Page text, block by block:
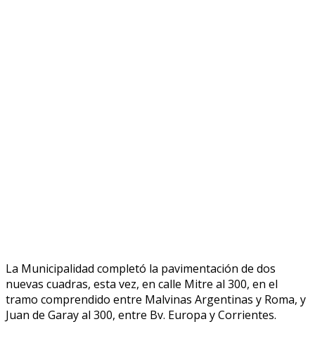
La Municipalidad completó la pavimentación de dos
nuevas cuadras, esta vez, en calle Mitre al 300, en el
tramo comprendido entre Malvinas Argentinas y Roma, y
Juan de Garay al 300, entre Bv. Europa y Corrientes.